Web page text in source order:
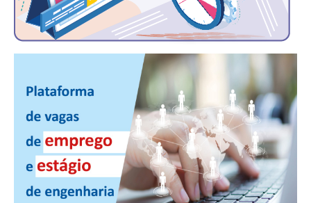
EMPREGO E ESTÁGIO
CARREIRA
NEWSLETTER
GUIA DAS ENGENHARIAS
CONTATO
CURSOS